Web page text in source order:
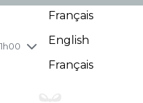
Français
English
Français